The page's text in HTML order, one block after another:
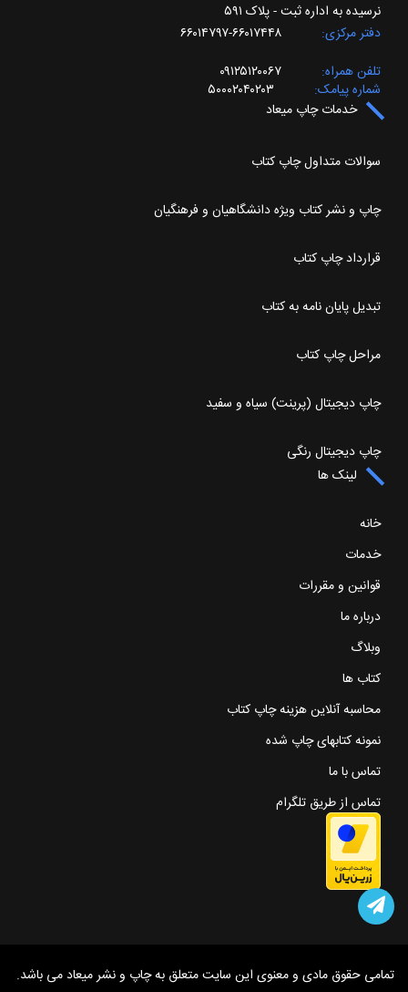
نرسیده به اداره ثبت - پلاک ۵۹۱
دفتر مرکزی
۶۶۰۱۷۴۴۸-۶۶۰۱۴۷۹۷
تلفن همراه
۰۹۱۲۵۱۲۰۰۶۷
شماره پیامک
۵۰۰۰۲۰۴۰۲۰۳
خدمات چاپ میعاد
سوالات متداول چاپ کتاب
چاپ و نشر کتاب ویژه دانشگاهیان و فرهنگیان
قرارداد چاپ کتاب
تبدیل پایان نامه به کتاب
مراحل چاپ کتاب
چاپ دیجیتال (پرینت) سیاه و سفید
چاپ دیجیتال رنگی
لینک ها
خانه
خدمات
قوانین و مقررات
درباره ما
وبلاگ
کتاب ها
محاسبه آنلاین هزینه چاپ کتاب
نمونه کتابهای چاپ شده
تماس با ما
تماس از طریق تلگرام
تمامی حقوق مادی و معنوی این سایت متعلق به چاپ و نشر میعاد می باشد.